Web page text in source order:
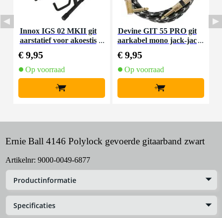
Innox IGS 02 MKII git
aarstatief voor akoestis
€ 9,95
Op voorraad
+
Devine GIT 55 PRO git
aarkabel mono jack-jac
€ 9,95
Op voorraad
+
Ernie Ball 4146 Polylock gevoerde gitaarband zwart
Artikelnr: 9000-0049-6877
Productinformatie
Specificaties